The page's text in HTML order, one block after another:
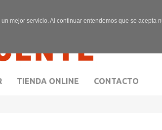
mejor servicio. Al continuar entendemos que se acepta
TIENDA ONLINE CONTACTO